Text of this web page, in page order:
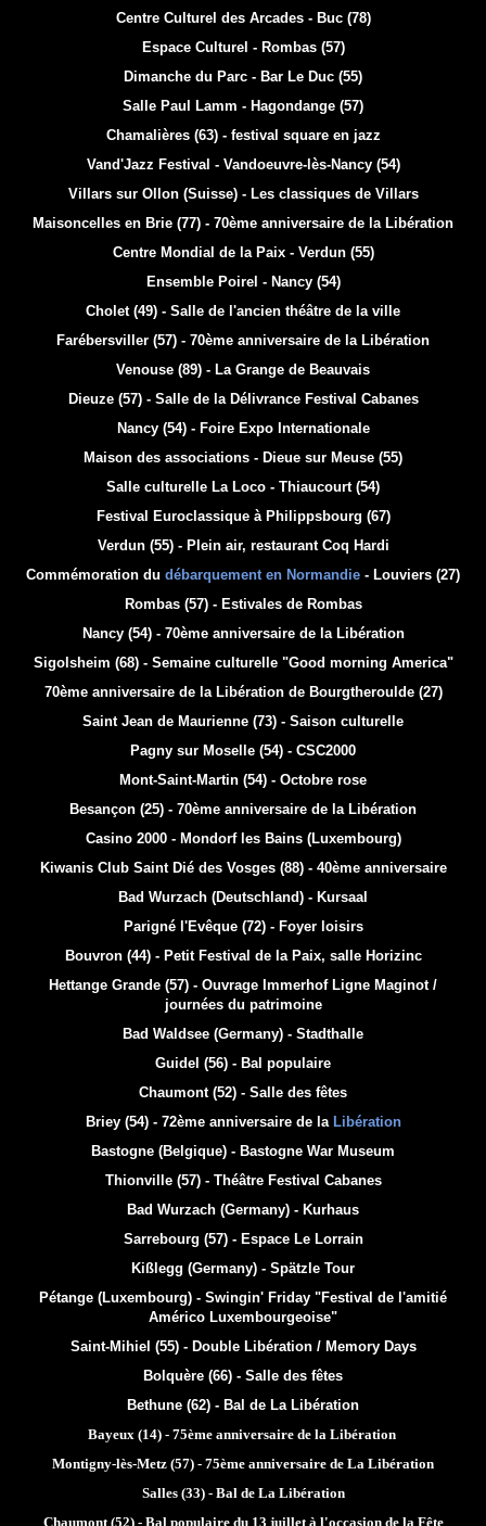
Centre Culturel des Arcades - Buc (78)
Espace Culturel - Rombas (57)
Dimanche du Parc - Bar Le Duc (55)
Salle Paul Lamm - Hagondange (57)
Chamalières (63) - festival square en jazz
Vand'Jazz Festival - Vandoeuvre-lès-Nancy (54)
Villars sur Ollon (Suisse) - Les classiques de Villars
Maisoncelles en Brie (77) - 70ème anniversaire de la Libération
Centre Mondial de la Paix - Verdun (55)
Ensemble Poirel - Nancy (54)
Cholet (49) - Salle de l'ancien théâtre de la ville
Farébersviller (57) - 70ème anniversaire de la Libération
Venouse (89) - La Grange de Beauvais
Dieuze (57) - Salle de la Délivrance Festival Cabanes
Nancy (54) - Foire Expo Internationale
Maison des associations - Dieue sur Meuse (55)
Salle culturelle La Loco - Thiaucourt (54)
Festival Euroclassique à Philippsbourg (67)
Verdun (55) - Plein air, restaurant Coq Hardi
Commémoration du débarquement en Normandie - Louviers (27)
Rombas (57) - Estivales de Rombas
Nancy (54) - 70ème anniversaire de la Libération
Sigolsheim (68) - Semaine culturelle "Good morning America"
70ème anniversaire de la Libération de Bourgtheroulde (27)
Saint Jean de Maurienne (73) - Saison culturelle
Pagny sur Moselle (54) - CSC2000
Mont-Saint-Martin (54) - Octobre rose
Besançon (25) - 70ème anniversaire de la Libération
Casino 2000 - Mondorf les Bains (Luxembourg)
Kiwanis Club Saint Dié des Vosges (88) - 40ème anniversaire
Bad Wurzach (Deutschland) - Kursaal
Parigné l'Evêque (72) - Foyer loisirs
Bouvron (44) - Petit Festival de la Paix, salle Horizinc
Hettange Grande (57) - Ouvrage Immerhof Ligne Maginot /
journées du patrimoine
Bad Waldsee (Germany) - Stadthalle
Guidel (56) - Bal populaire
Chaumont (52) - Salle des fêtes
Briey (54) - 72ème anniversaire de la Libération
Bastogne (Belgique) - Bastogne War Museum
Thionville (57) - Théâtre Festival Cabanes
Bad Wurzach (Germany) - Kurhaus
Sarrebourg (57) - Espace Le Lorrain
Kißlegg (Germany) - Spätzle Tour
Pétange (Luxembourg) - Swingin' Friday "Festival de l'amitié
Américo Luxembourgeoise"
Saint-Mihiel (55) - Double Libération / Memory Days
Bolquère (66) - Salle des fêtes
Bethune (62) - Bal de La Libération
Bayeux (14) - 75ème anniversaire de la Libération
Montigny-lès-Metz (57) - 75ème anniversaire de La Libération
Salles (33) - Bal de La Libération
Chaumont (52) - Bal populaire du 13 juillet à l'occasion de la Fête